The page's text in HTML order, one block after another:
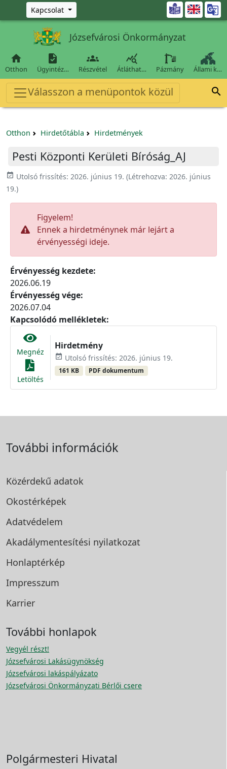
Ugrás a fő tartalomra
Kapcsolat 
Józsefvárosi Önkormányzat

Otthon

Ügyintéz…

Részvétel

Átláthat… Pázmány Állami k…
Válasszon a menüpontok közül 
Otthon Hirdetőtábla Hirdetmények
Pesti Központi Kerületi Bíróság_AJ
event_available Utolsó frissítés: 2026. június 19. (Létrehozva: 2026. június
19.)
Figyelem!
Ennek a hirdetménynek már lejárt a
érvényességi ideje.
Érvényesség kezdete:
2026.06.19
Érvényesség vége:
2026.07.04
Kapcsolódó mellékletek:
Megnéz
Letöltés
Hirdetmény
event_available Utolsó frissítés: 2026. június 19.
161 KB PDF dokumentum
További információk
Közérdekű adatok
Okostérképek
Adatvédelem
Akadálymentesítési nyilatkozat
Honlaptérkép
Impresszum
Karrier
További honlapok
Vegyél részt!
Józsefvárosi Lakásügynökség
Józsefvárosi lakáspályázato
Józsefvárosi Önkormányzati Bérlői csere
Polgármesteri Hivatal